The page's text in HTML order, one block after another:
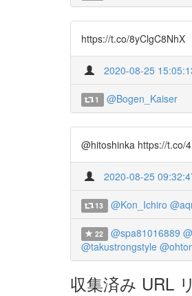
https://t.co/8yClgC8NhX
2020-08-25
1 @Bogen_Kaiser
@hitoshinka https://t.co/
2020-08-25
13 @Kon_Ichiro
22 @spa81016889
@takustrongstyle
収集済み URL